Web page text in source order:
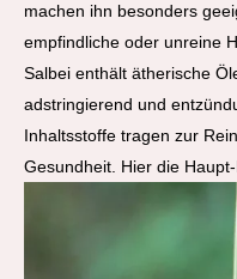
machen ihn besonders
empfindliche oder unreine
Salbei enthält ätherische
adstringierend und
Inhaltsstoffe tragen zur
Gesundheit. Hier die